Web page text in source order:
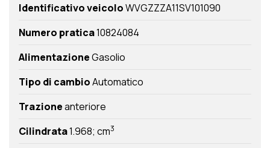
Identificativo veicoloWVGZZZA11SV101090
Numero pratica10824084
AlimentazioneGasolio
Tipo di cambioAutomatico
Trazioneanteriore
Cilindrata1.968; cm3